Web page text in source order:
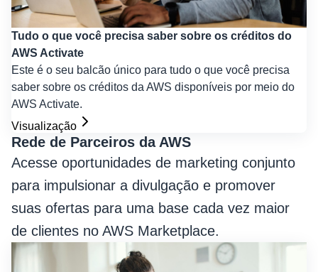
Tudo o que você precisa saber sobre os créditos do
AWS Activate
Este é o seu balcão único para tudo o que você precisa
saber sobre os créditos da AWS disponíveis por meio do
AWS Activate.
Visualização
Rede de Parceiros da AWS
Acesse oportunidades de marketing conjunto
para impulsionar a divulgação e promover
suas ofertas para uma base cada vez maior
de clientes no AWS Marketplace.